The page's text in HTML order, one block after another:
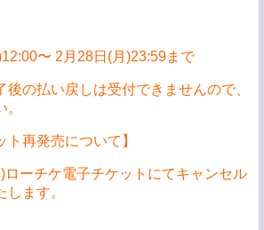
〜 2月28日(月)23:59まで
の払い戻しは受付できませんので、
。
ト再発売について】
ローチケ電子チケットにてキャンセル
ます。